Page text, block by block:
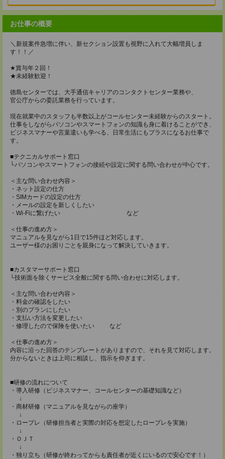
お仕事の概要
＼新規案件急増に伴い、新セクション設置も視野に入れて大幅増員しま
す！！／
★賞与年２回！
★未経験歓迎！
徳島センターでは、大手通信キャリアのコンタクトセンター業務や、
官公庁からの委託業務を行っています。
現在就業中のスタッフも半数以上がコールセンター未経験からのスタート。
仕事をしながらパソコンやスマートフォンの知識も身に着けることができ、
ビジネスマナーや言葉遣いも学べる、日常生活にもプラスになるお仕事で
す。
■テクニカルサポート窓⼝
└パソコンやスマートフォンの接続や設定に関する問い合わせが中心です。
＜主な問い合わせ内容＞
・ネット設定の仕⽅
・SIMカードの設定の仕⽅
・メールの設定を新しくしたい
・Wi-Fiに繋げたい など
＜仕事の進め⽅＞
マニュアルを⾒ながら1⽇で15件ほど対応します。
ユーザー様のお困りごとを親⾝になって解決していきます。
■カスタマーサポート窓⼝
└技術⾯を除くサービス全般に関する問い合わせに対応します。
＜主な問い合わせ内容＞
・料⾦の確認をしたい
・別のプランにしたい
・⽀払い⽅法を変更したい
・修理したので保険を使いたい など
＜仕事の進め方＞
内容に沿った回答のテンプレートがありますので、それを⾒て対応します。
分からないときは上司に相談し、指⽰を仰ぎます。
■研修の流れについて
・導入研修（ビジネスマナー、コールセンターの基礎知識など）
↓
・商材研修（マニュアルを見ながらの座学）
↓
・ロープレ（研修担当者と実際の対応を想定したロープレを実施）
↓
・ＯＪＴ
↓
・独り立ち（研修が終わってからも責任者が近くにいるので安心です！）